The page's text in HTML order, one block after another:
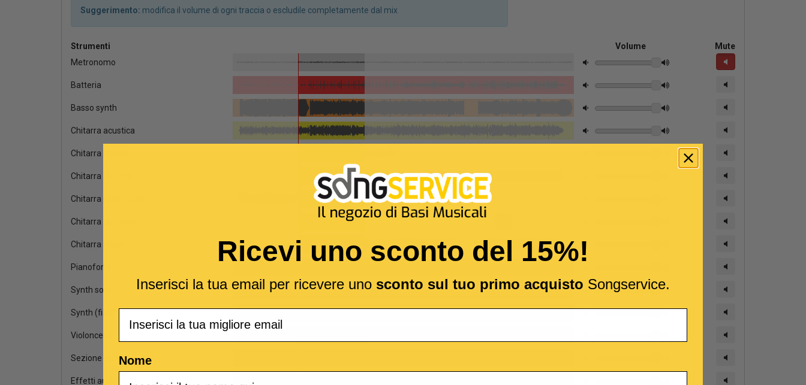
Suggerimento: modifica il volume di ogni traccia o escludile completamente dal mix
Strumenti Volume
Mute
Metronomo
Batteria
Basso synth
Chitarra acustica
Chitarra chorus
Chitarra distorta
Chitarra palm mute
Chitarra dist. solo
Chitarra clean
Pianoforte
Synth solo
Synth (fiati)
Violoncello
Sezione archi
Effetti audio
Ricevi uno sconto del 15%!
Inserisci la tua email per ricevere uno sconto sul tuo primo acquisto Songservice.
Nome